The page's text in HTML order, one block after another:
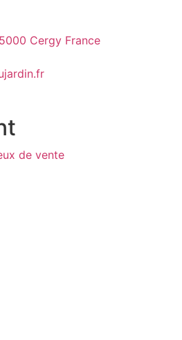
Cergy France
de vente